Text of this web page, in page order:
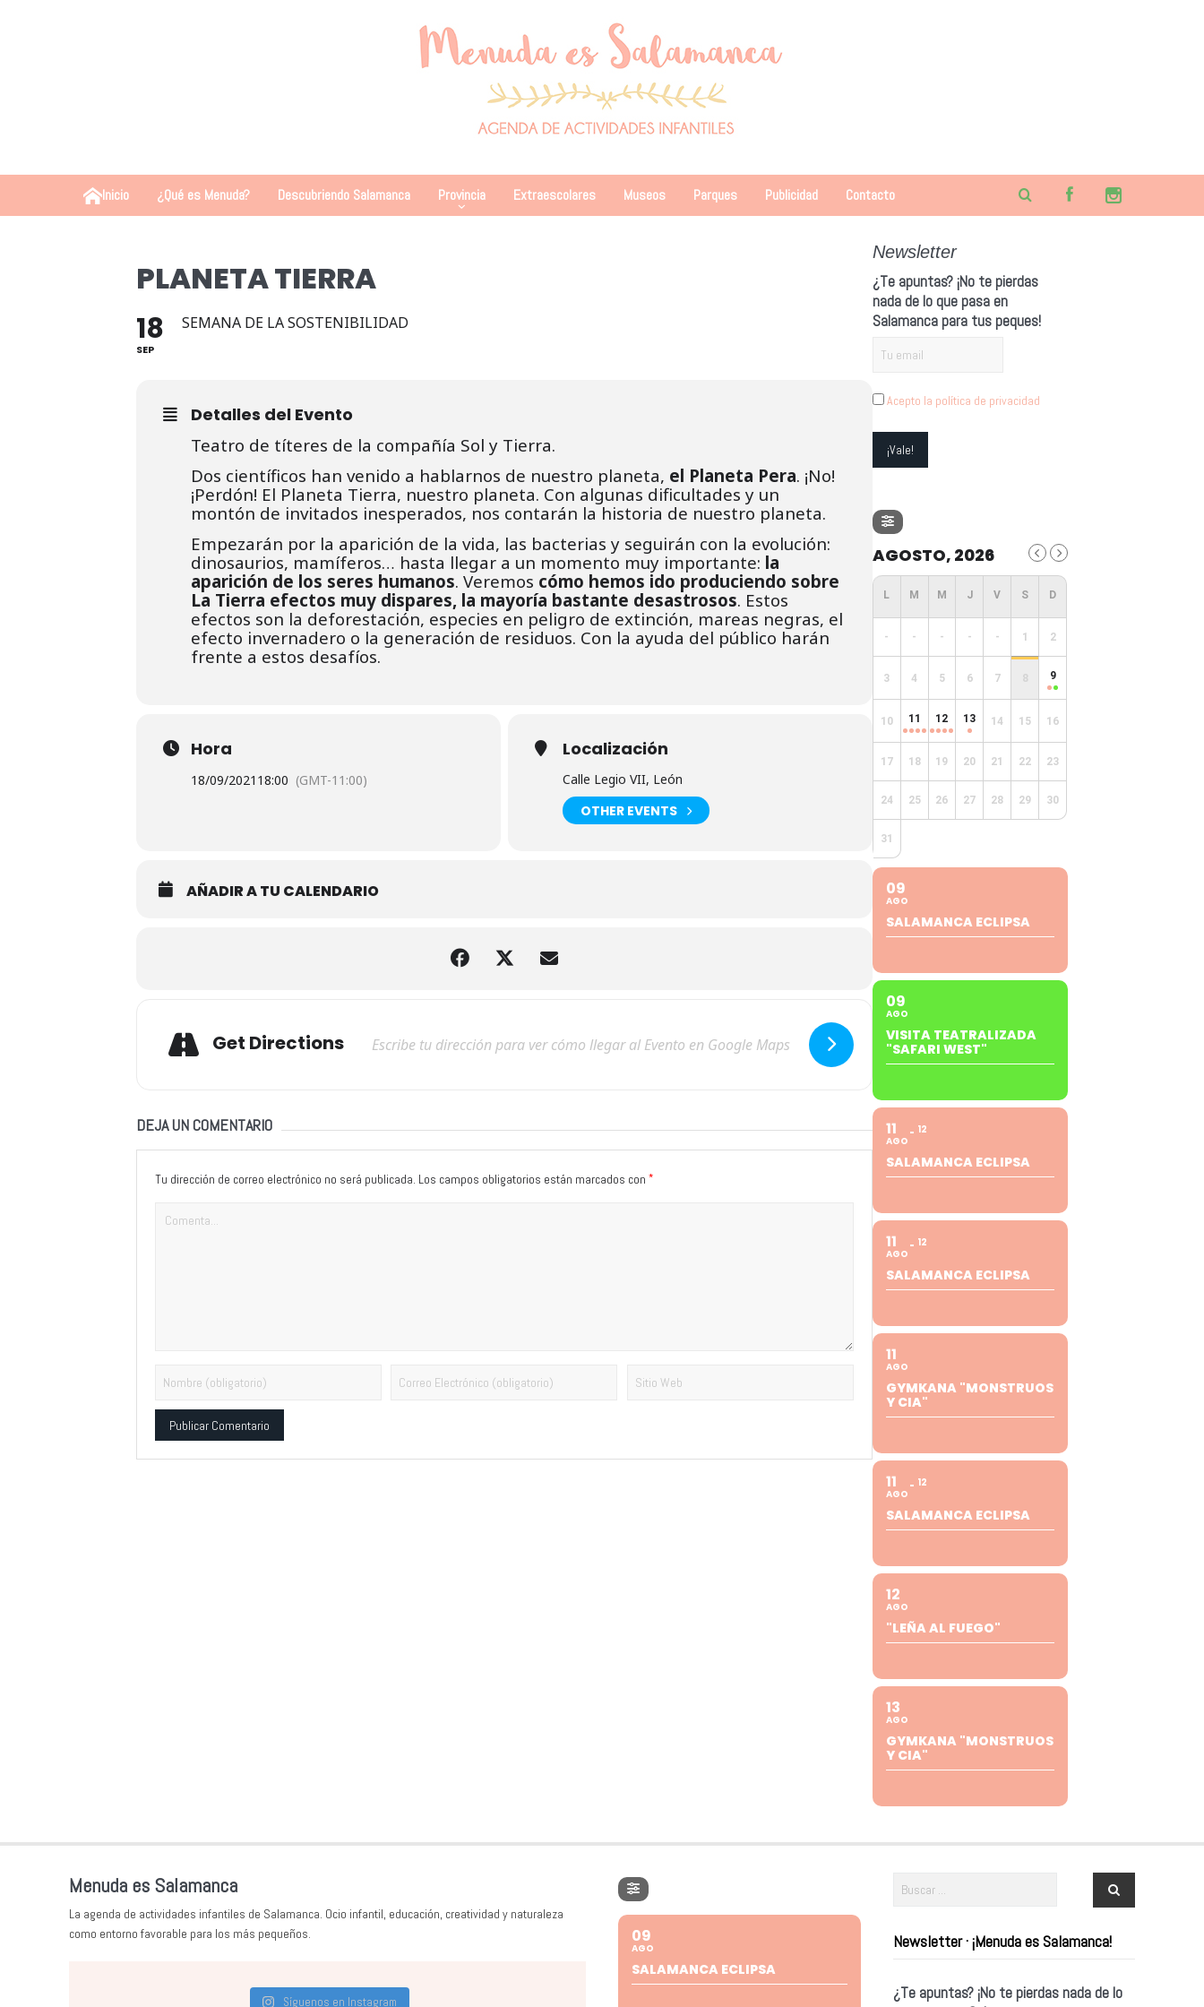
Inicio ¿Qué es Menuda? Descubriendo Salamanca Provincia Extraescolares Museos Parques Publicidad Contacto
PLANETA TIERRA
18
SEP
SEMANA DE LA SOSTENIBILIDAD
Detalles del Evento
Teatro de títeres de la compañía Sol y Tierra.
Dos científicos han venido a hablarnos de nuestro planeta, el Planeta Pera. ¡No!
¡Perdón! El Planeta Tierra, nuestro planeta. Con algunas dificultades y un
montón de invitados inesperados, nos contarán la historia de nuestro planeta.
Empezarán por la aparición de la vida, las bacterias y seguirán con la evolución:
dinosaurios, mamíferos… hasta llegar a un momento muy importante: la
aparición de los seres humanos. Veremos cómo hemos ido produciendo sobre
La Tierra efectos muy dispares, la mayoría bastante desastrosos. Estos
efectos son la deforestación, especies en peligro de extinción, mareas negras, el
efecto invernadero o la generación de residuos. Con la ayuda del público harán
frente a estos desafíos.
Hora
18/09/2021 18:00 (GMT-11:00)
Localización
Calle Legio VII, León
OTHER EVENTS
AÑADIR A TU CALENDARIO
Get Directions
DEJA UN COMENTARIO
Tu dirección de correo electrónico no será publicada. Los campos obligatorios están marcados con *
Newsletter
¿Te apuntas? ¡No te pierdas
nada de lo que pasa en
Salamanca para tus peques!
Acepto la política de privacidad
AGOSTO, 2026
- - - - - 1 2
3 4 5 6 7 8 9
10 11 12 13 14 15 16
17 18 19 20 21 22 23
24 25 26 27 28 29 30
31
09
AGO
SALAMANCA ECLIPSA
09
AGO
VISITA TEATRALIZADA
"SAFARI WEST"
11
AGO
12
SALAMANCA ECLIPSA
11
AGO
12
SALAMANCA ECLIPSA
11
AGO
GYMKANA "MONSTRUOS
Y CIA"
11
AGO
12
SALAMANCA ECLIPSA
12
AGO
"LEÑA AL FUEGO"
13
AGO
GYMKANA "MONSTRUOS
Y CIA"
Menuda es Salamanca
La agenda de actividades infantiles de Salamanca. Ocio infantil, educación, creatividad y naturaleza
como entorno favorable para los más pequeños.
Síguenos en Instagram
09
AGO
SALAMANCA ECLIPSA
Newsletter · ¡Menuda es Salamanca!
¿Te apuntas? ¡No te pierdas nada de lo